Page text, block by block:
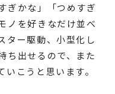
ぎかな」「つめすぎ
ノを好きなだけ並べ
ター駆動、小型化し
ち出せるので、また
こうと思います。